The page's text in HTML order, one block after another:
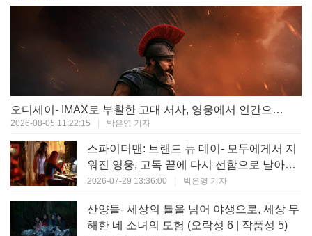
오디세이- IMAX로 부활한 고대 서사, 영웅에서 인간으로의 귀환 (오락성 9 | 작품성 9)
2026-08-05 11:22:15 박은영 기자
스파이더맨: 브랜드 뉴 데이- 모두에게서 지
워진 영웅, 고독 끝에 다시 선함으로 날아오
르다 (오락성 8 | 작품성 8)
2026-07-29 13:36:00 박은영 기자
산양들- 세상의 틀을 넘어 야생으로, 세상 무
해한 네 소녀의 모험 (오락성 6 | 작품성 5)